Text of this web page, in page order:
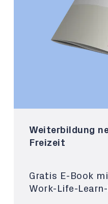
Weiterbildung
Freizeit
Gratis E-Book
Work-Life-